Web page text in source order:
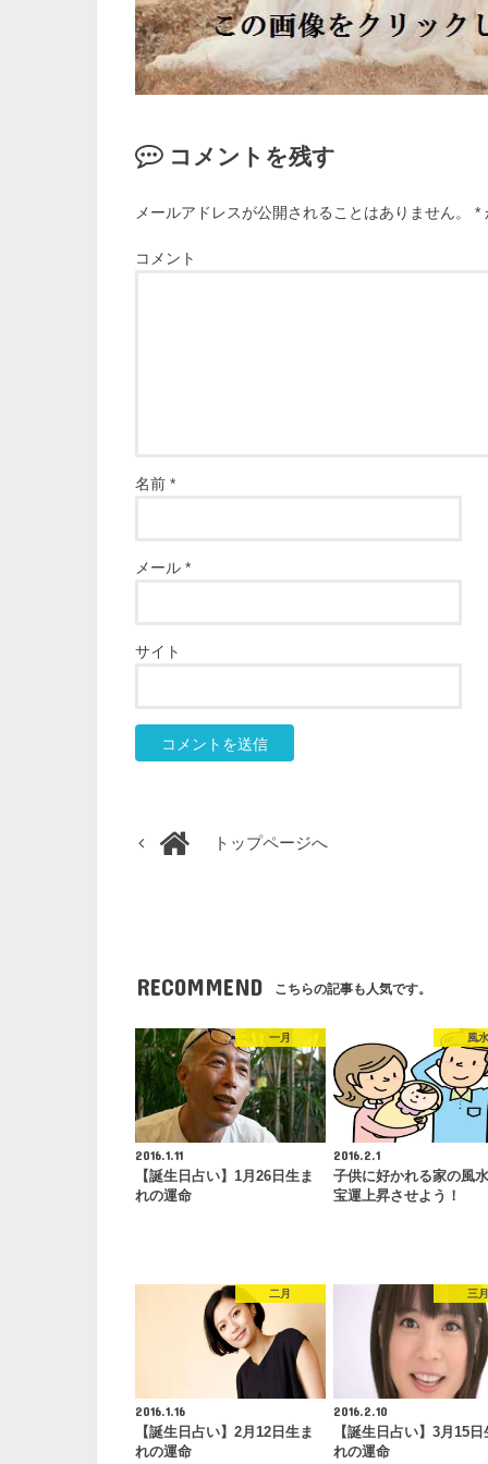
コメントを残す
メールアドレスが公開されることはありません。 *
コメント
名前 *
メール *
サイト
トップページへ
RECOMMEND こちらの記事も人気です。
一月
2016.1.11
【誕生日占い】1月26日生ま
れの運命
風
2016.2.1
子供に好かれる家の風
宝運上昇させよう！
二月
2016.1.16
【誕生日占い】2月12日生ま
れの運命
三
2016.2.10
【誕生日占い】3月15日
れの運命